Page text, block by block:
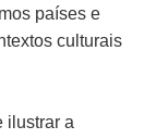
países e
culturais
ilustrar a